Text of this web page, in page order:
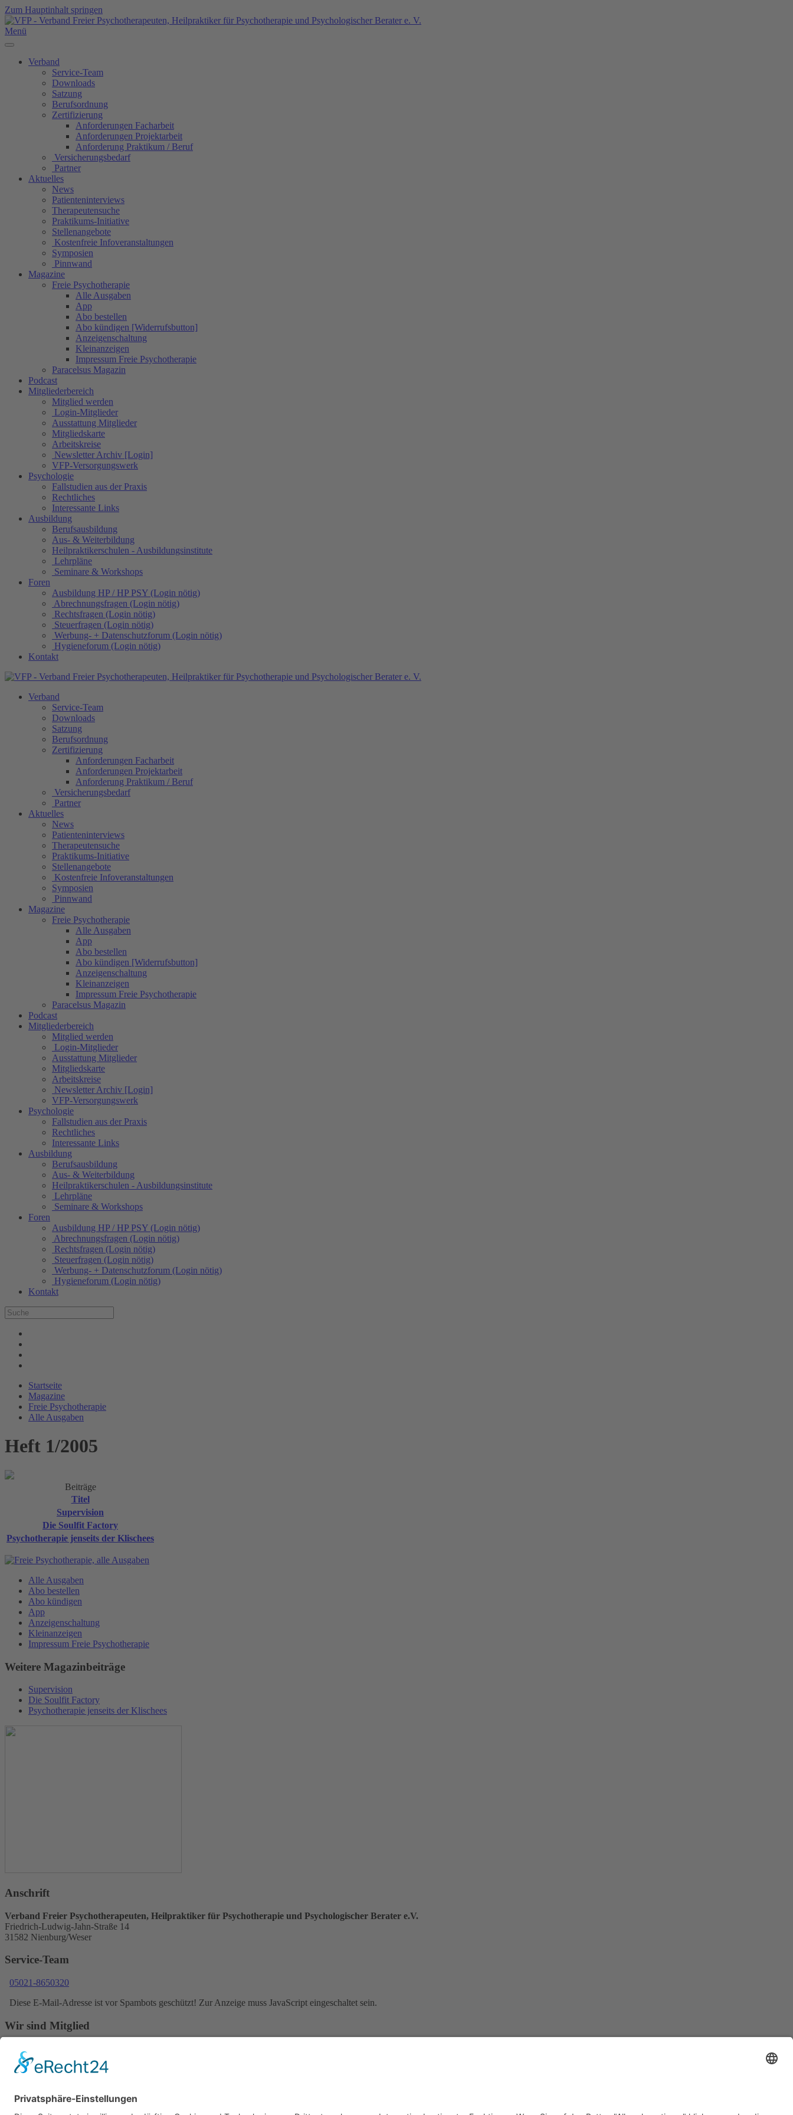
Zum Hauptinhalt springen
Menü
Verband
Service-Team
Downloads
Satzung
Berufsordnung
Zertifizierung
Anforderungen Facharbeit
Anforderungen Projektarbeit
Anforderung Praktikum / Beruf
Versicherungsbedarf
Partner
Aktuelles
News
Patienteninterviews
Therapeutensuche
Praktikums-Initiative
Stellenangebote
Kostenfreie Infoveranstaltungen
Symposien
Pinnwand
Magazine
Freie Psychotherapie
Alle Ausgaben
App
Abo bestellen
Abo kündigen [Widerrufsbutton]
Anzeigenschaltung
Kleinanzeigen
Impressum Freie Psychotherapie
Paracelsus Magazin
Podcast
Mitgliederbereich
Mitglied werden
Login-Mitglieder
Ausstattung Mitglieder
Mitgliedskarte
Arbeitskreise
Newsletter Archiv [Login]
VFP-Versorgungswerk
Psychologie
Fallstudien aus der Praxis
Rechtliches
Interessante Links
Ausbildung
Berufsausbildung
Aus- & Weiterbildung
Heilpraktikerschulen - Ausbildungsinstitute
Lehrpläne
Seminare & Workshops
Foren
Ausbildung HP / HP PSY (Login nötig)
Abrechnungsfragen (Login nötig)
Rechtsfragen (Login nötig)
Steuerfragen (Login nötig)
Werbung- + Datenschutzforum (Login nötig)
Hygieneforum (Login nötig)
Kontakt
Verband
Service-Team
Downloads
Satzung
Berufsordnung
Zertifizierung
Anforderungen Facharbeit
Anforderungen Projektarbeit
Anforderung Praktikum / Beruf
Versicherungsbedarf
Partner
Aktuelles
News
Patienteninterviews
Therapeutensuche
Praktikums-Initiative
Stellenangebote
Kostenfreie Infoveranstaltungen
Symposien
Pinnwand
Magazine
Freie Psychotherapie
Alle Ausgaben
App
Abo bestellen
Abo kündigen [Widerrufsbutton]
Anzeigenschaltung
Kleinanzeigen
Impressum Freie Psychotherapie
Paracelsus Magazin
Podcast
Mitgliederbereich
Mitglied werden
Login-Mitglieder
Ausstattung Mitglieder
Mitgliedskarte
Arbeitskreise
Newsletter Archiv [Login]
VFP-Versorgungswerk
Psychologie
Fallstudien aus der Praxis
Rechtliches
Interessante Links
Ausbildung
Berufsausbildung
Aus- & Weiterbildung
Heilpraktikerschulen - Ausbildungsinstitute
Lehrpläne
Seminare & Workshops
Foren
Ausbildung HP / HP PSY (Login nötig)
Abrechnungsfragen (Login nötig)
Rechtsfragen (Login nötig)
Steuerfragen (Login nötig)
Werbung- + Datenschutzforum (Login nötig)
Hygieneforum (Login nötig)
Kontakt
Startseite
Magazine
Freie Psychotherapie
Alle Ausgaben
Heft 1/2005
Beiträge
Titel
Supervision
Die Soulfit Factory
Psychotherapie jenseits der Klischees
Alle Ausgaben
Abo bestellen
Abo kündigen
App
Anzeigenschaltung
Kleinanzeigen
Impressum Freie Psychotherapie
Weitere Magazinbeiträge
Supervision
Die Soulfit Factory
Psychotherapie jenseits der Klischees
Anschrift
Verband Freier Psychotherapeuten, Heilpraktiker für Psychotherapie und Psychologischer Berater e.V.
Friedrich-Ludwig-Jahn-Straße 14
31582 Nienburg/Weser
Service-Team
05021-8650320
Diese E-Mail-Adresse ist vor Spambots geschützt! Zur Anzeige muss JavaScript eingeschaltet sein.
Wir sind Mitglied
Impressum